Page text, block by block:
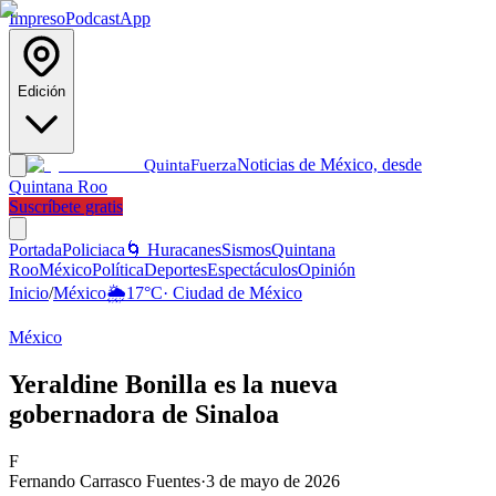
ImpresoPodcastApp
Edición
QuintaFuerzaNoticias de México, desde
Quintana Roo
Suscríbete gratis
PortadaPoliciaca 🌀 HuracanesSismosQuintana
RooMéxicoPolíticaDeportesEspectáculosOpinión
Inicio/México🌦️17°C· Ciudad de México
México
Yeraldine Bonilla es la nueva
gobernadora de Sinaloa
F
Fernando Carrasco Fuentes·3 de mayo de 2026